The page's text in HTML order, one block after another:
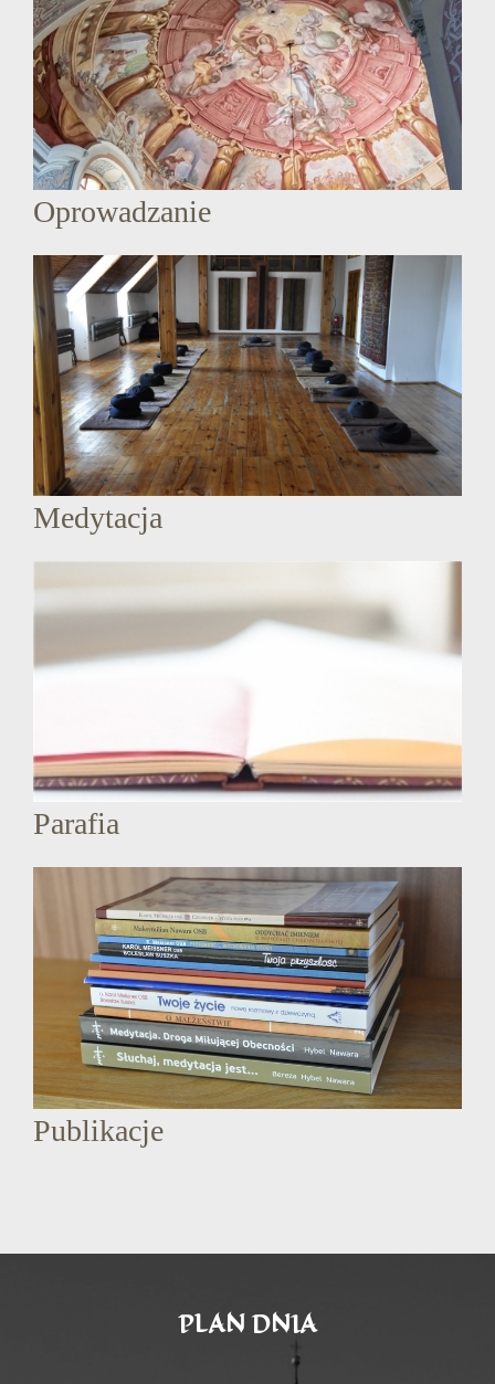
Oprowadzanie
Medytacja
Parafia
Publikacje
PLAN DNIA